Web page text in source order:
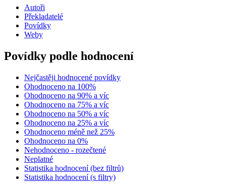
Autoři
Překladatelé
Povídky
Weby
Povídky podle hodnocení
Nejčastěji hodnocené povídky
Ohodnoceno na 100%
Ohodnoceno na 90% a víc
Ohodnoceno na 75% a víc
Ohodnoceno na 50% a víc
Ohodnoceno na 25% a víc
Ohodnoceno méně než 25%
Ohodnoceno na 0%
Nehodnoceno - rozečtené
Neplatné
Statistika hodnocení (bez filtrů)
Statistika hodnocení (s filtry)